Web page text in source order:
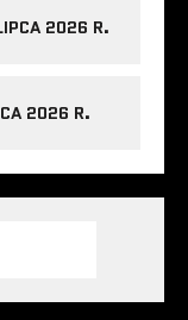
2026 R.
2026 R.